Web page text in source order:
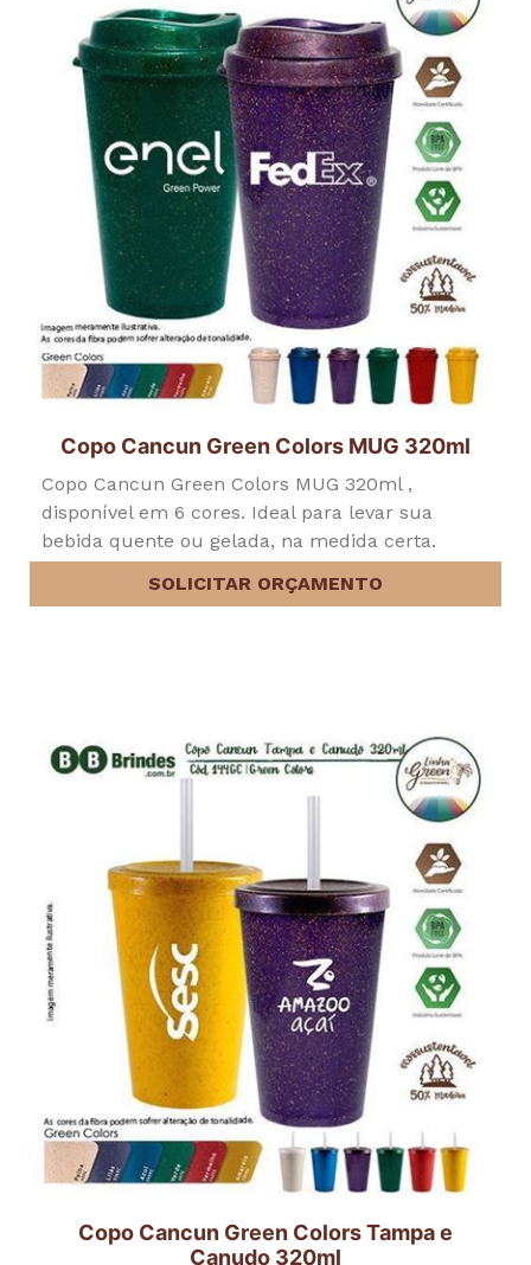
Copo Cancun Green Colors MUG 320ml
Copo Cancun Green Colors MUG 320ml ,
disponível em 6 cores. Ideal para levar sua
bebida quente ou gelada, na medida certa.
SOLICITAR ORÇAMENTO
Copo Cancun Green Colors Tampa e
Canudo 320ml